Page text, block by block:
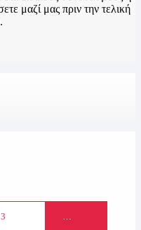
μαζί μας πριν την τελική
3